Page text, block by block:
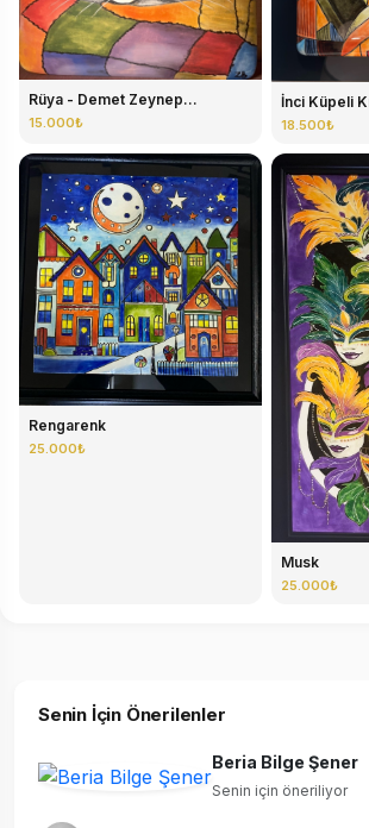
Rüya - Demet Zeynep...
15.000₺
İnci Küpeli
18.500₺
Rengarenk
25.000₺
Musk
25.000₺
Senin İçin Önerilenler
Beria Bilge Şener
Senin için öneriliyor